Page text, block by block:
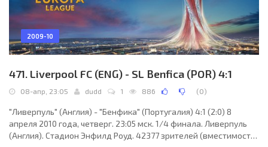
2009-10
471. Liverpool FC (ENG) - SL Benfica (POR) 4:1
08-апр, 23:05 dudd 1 886 (0)
"Ливерпуль" (Англия) - "Бенфика" (Португалия) 4:1 (2:0) 8
апреля 2010 года, четверг. 23:05 мск. 1/4 финала. Ливерпуль
(Англия). Стадион Энфилд Роуд. 42377 зрителей (вместимость